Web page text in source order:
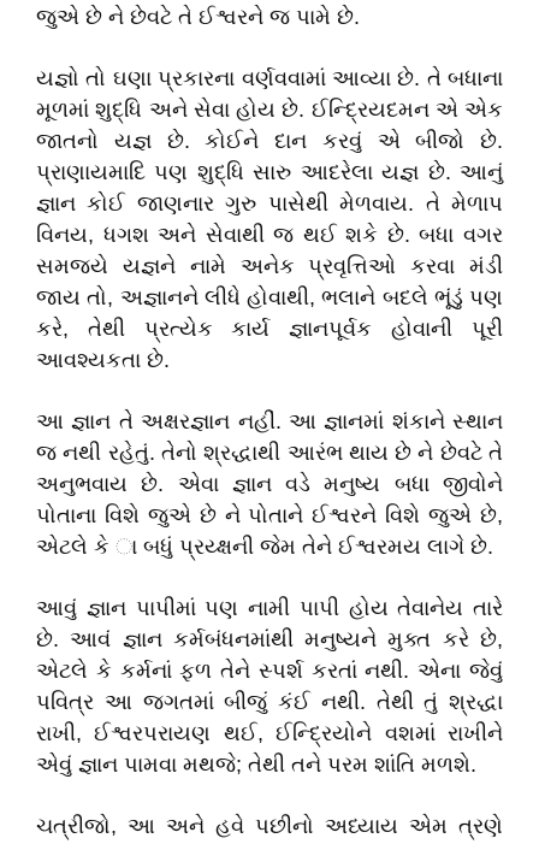
જુએ છે ને છેવટે તે ઈશ્વરને જ પામે છે.
યજ્ઞો તો ઘણા પ્રકારના વર્ણવવામાં આવ્યા છે. તે બધાના
મૂળમાં શુદ્ધિ અને સેવા હોય છે. ઈન્દ્રિયદમન એ એક
જાતનો યજ્ઞ છે. કોઈને દાન કરવું એ બીજો છે.
પ્રાણાયમાદિ પણ શુદ્ધિ સારુ આદરેલા યજ્ઞ છે. આનું
જ્ઞાન કોઈ જાણનાર ગુરુ પાસેથી મેળવાય. તે મેળાપ
વિનય, ધગશ અને સેવાથી જ થઈ શકે છે. બધા વગર
સમજ્યે યજ્ઞને નામે અનેક પ્રવૃત્તિઓ કરવા મંડી
જાય તો, અજ્ઞાનને લીધે હોવાથી, ભલાને બદલે ભૂંડું પણ
કરે, તેથી પ્રત્યેક કાર્ય જ્ઞાનપૂર્વક હોવાની પૂરી
આવશ્યકતા છે.
આ જ્ઞાન તે અક્ષરજ્ઞાન નહીં. આ જ્ઞાનમાં શંકાને સ્થાન
જ નથી રહેતું. તેનો શ્રદ્ધાથી આરંભ થાય છે ને છેવટે તે
અનુભવાય છે. એવા જ્ઞાન વડે મનુષ્ય બધા જીવોને
પોતાના વિશે જુએ છે ને પોતાને ઈશ્વરને વિશે જુએ છે,
એટલે કે ા બધું પ્રય્ક્ષની જેમ તેને ઈશ્વરમય લાગે છે.
આવું જ્ઞાન પાપીમાં પણ નામી પાપી હોય તેવાનેય તારે
છે. આવં જ્ઞાન કર્મબંધનમાંથી મનુષ્યને મુક્ત કરે છે,
એટલે કે કર્મનાં ફળ તેને સ્પર્શ કરતાં નથી. એના જેવું
પવિત્ર આ જગતમાં બીજું કંઈ નથી. તેથી તું શ્રદ્ધા
રાખી, ઈશ્વરપરાયણ થઈ, ઈન્દ્રિયોને વશમાં રાખીને
એવું જ્ઞાન પામવા મથજે; તેથી તને પરમ શાંતિ મળશે.
ચત્રીજો, આ અને હવે પછીનો અધ્યાય એમ ત્રણે